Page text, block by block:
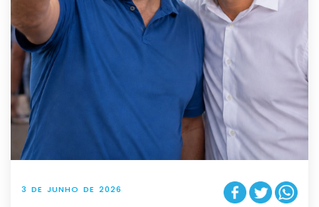
3 DE JUNHO DE 2026